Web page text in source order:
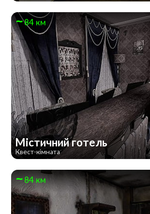
84 км
Містичний готель
Квест-кімната
84 км